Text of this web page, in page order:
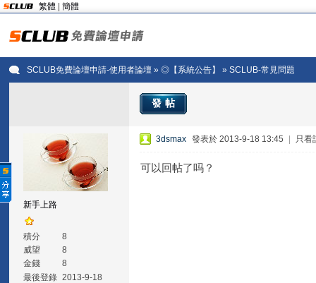
繁體 簡體
SCLUB免費論壇申請-使用者論壇 »◎【系統公告】 » SCLUB-常見問題
發帖
新手上路
積分
8
威望
8
金錢
8
最後登錄 2013-9-18
3dsmax 發表於 2013-9-18 13:45 只看
可以回帖了吗？